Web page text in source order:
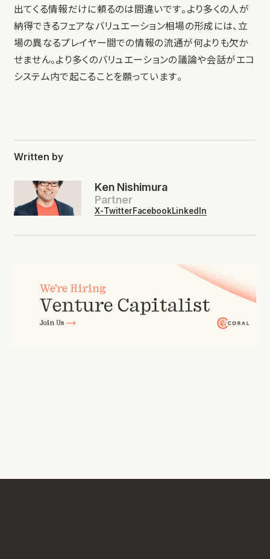
出てくる情報だけに頼るのは間違いです。より多くの人が
納得できるフェアなバリュエーション相場の形成には、立
場の異なるプレイヤー間での情報の流通が何よりも欠か
せません。より多くのバリュエーションの議論や会話がエコ
システム内で起こることを願っています。
Written by
Ken Nishimura
Partner
X-TwitterFacebookLinkedIn